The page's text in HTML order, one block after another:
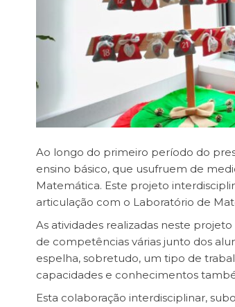
Ao longo do primeiro período do
ensino básico, que usufruem de
Matemática. Este projeto
articulação com o Laboratório de
As atividades realizadas neste
de competências várias junto dos
espelha, sobretudo, um tipo de
capacidades e conhecimentos
Esta colaboração interdisciplinar,